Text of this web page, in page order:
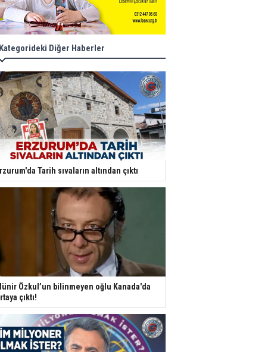
Diğer Haberler
Tarih sıvaların altından çıktı
Özkul’un bilinmeyen oğlu Kanada'da
çıktı!